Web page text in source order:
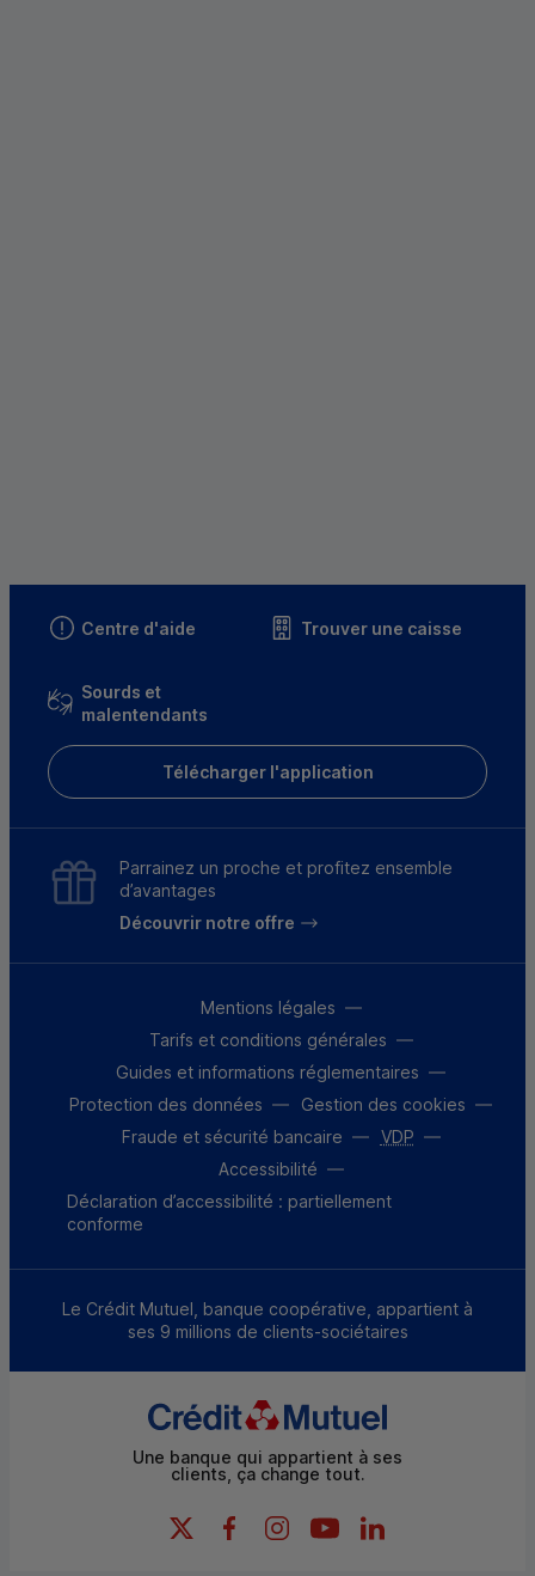
Centre d'aide Trouver une caisse
Sourds et
malentendants
Télécharger l'application
Parrainez un proche et profitez ensemble
d’avantages
Découvrir notre offre
Mentions légales
Tarifs et conditions générales
Guides et informations réglementaires
Protection des données
Gestion des cookies
Fraude et sécurité bancaire
VDP
Accessibilité
Déclaration d’accessibilité : partiellement
conforme
Le Crédit Mutuel, banque coopérative, appartient à
ses 9 millions de clients-sociétaires
Une banque qui appartient à ses
clients, ça change tout.
X (Twitter) - Credit Mutuel
Facebook - Credit Mutuel
Instagram - Credit Mutuel
YouTube - Credit